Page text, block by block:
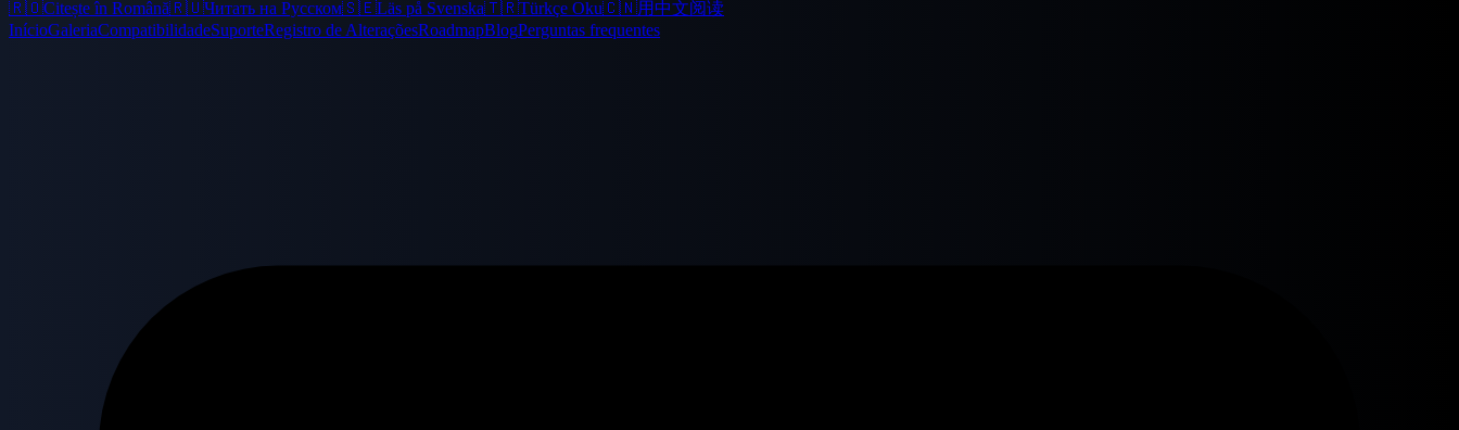
🇷🇴Citește în Română🇷🇺Читать на Русском🇸🇪Läs på Svenska🇹🇷Türkçe Oku🇨🇳用中文阅读
InícioGaleriaCompatibilidadeSuporteRegistro de AlteraçõesRoadmapBlogPerguntas frequentes